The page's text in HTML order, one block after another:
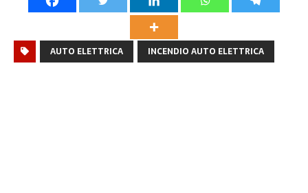
AUTO ELETTRICA INCENDIO AUTO ELETTRICA